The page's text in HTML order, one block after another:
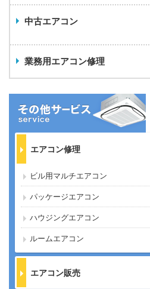
中古エアコン
業務用エアコン修理
エアコン修理
ビル用マルチエアコン
パッケージエアコン
ハウジングエアコン
ルームエアコン
エアコン販売